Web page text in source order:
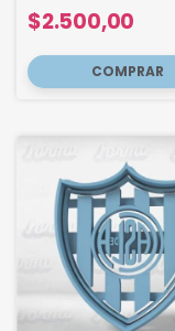
$2.500,00